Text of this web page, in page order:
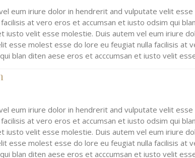
eum iriure dolor in hendrerit and vulputate velit
at vero eros et accumsan et iusto odsim qui
iusto velit esse molestie. Duis autem vel eum iriure
esse molest esse do lore eu feugiat nulla facilisis at
blan diten aese eros et acccumsan et iusto velit
eum iriure dolor in hendrerit and vulputate velit
at vero eros et accumsan et iusto odsim qui
iusto velit esse molestie. Duis autem vel eum iriure
esse molest esse do lore eu feugiat nulla facilisis at
blan diten aese eros et acccumsan et iusto velit